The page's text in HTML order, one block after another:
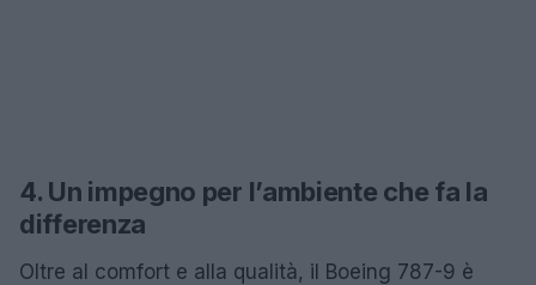
4. Un impegno per l’ambiente che fa la
differenza
Oltre al comfort e alla qualità, il Boeing 787-9 è